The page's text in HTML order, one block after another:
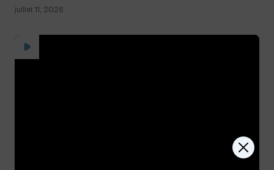
juillet 11, 2026